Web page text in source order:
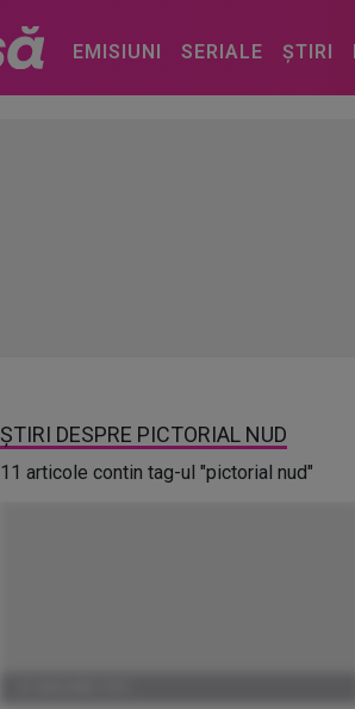
EMISIUNI SERIALE ȘTIRI
ȘTIRI DESPRE PICTORIAL NUD
11 articole contin tag-ul "pictorial nud"